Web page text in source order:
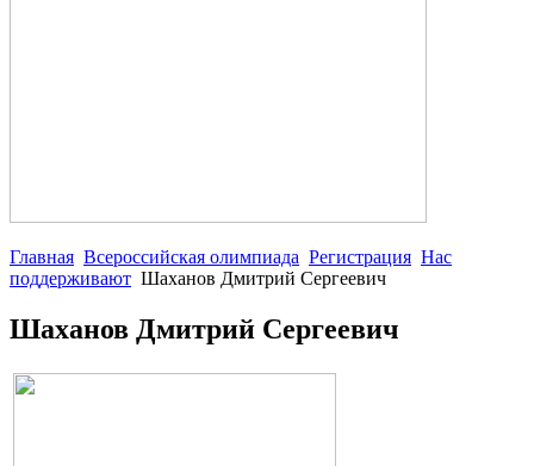
Главная Всероссийская олимпиада Регистрация Нас
поддерживают Шаханов Дмитрий Сергеевич
Шаханов Дмитрий Сергеевич